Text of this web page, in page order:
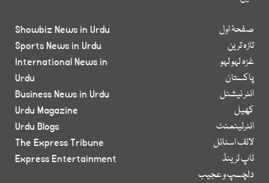
صفحۂ اول
تازہ ترین
غزہ لہو لہو
پاکستان
انٹر نیشنل
کھیل
انٹرٹینمنٹ
لائف اسٹائل
ٹاپ ٹرینڈ
دلچسپ و عجیب
Showbiz News in Urdu
Sports News in Urdu
International News in
Urdu
Business News in Urdu
Urdu Magazine
Urdu Blogs
The Express Tribune
Express Entertainment